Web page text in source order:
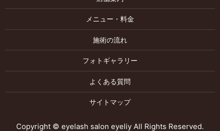
メニュー・料金
施術の流れ
フォトギャラリー
よくある質問
サイトマップ
Copyright © eyelash salon eyeliy All Rights Reserved.